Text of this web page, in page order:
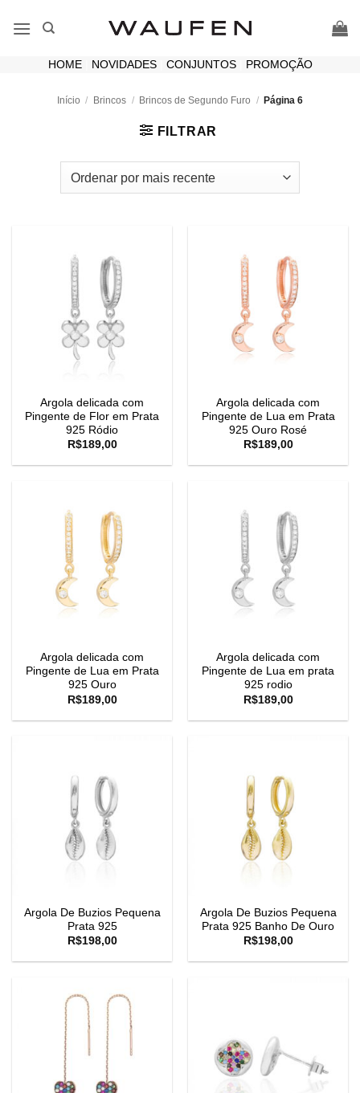
HOME| NOVIDADES| CONJUNTOS| PROMOÇÃO
Início / Brincos / Brincos de Segundo Furo / Página 6
FILTRAR
Argola delicada com
Pingente de Flor em Prata
925 Ródio
R$189,00
Argola delicada com
Pingente de Lua em Prata
925 Ouro Rosé
R$189,00
Argola delicada com
Pingente de Lua em Prata
925 Ouro
R$189,00
Argola delicada com
Pingente de Lua em prata
925 rodio
R$189,00
Argola De Buzios Pequena
Prata 925
R$198,00
Argola De Buzios Pequena
Prata 925 Banho De Ouro
R$198,00